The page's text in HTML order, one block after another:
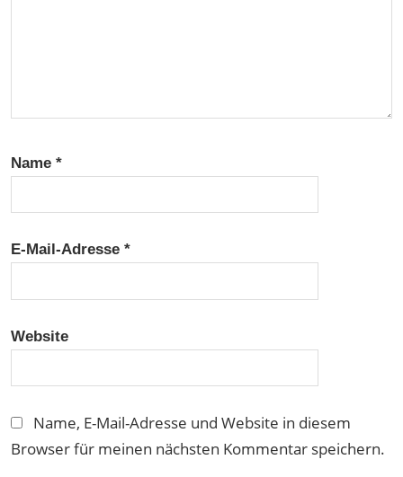
Name *
E-Mail-Adresse *
Website
Name, E-Mail-Adresse und Website in diesem
Browser für meinen nächsten Kommentar speichern.